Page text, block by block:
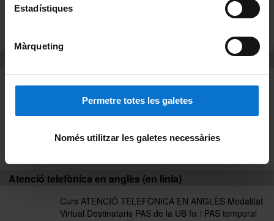
Estadístiques
Màrqueting
Permetre totes les galetes
Només utilitzar les galetes necessàries
Idiomes
Virtual Destinataris PAS de la UB fix i PAS temporal
que en el seu lloc de treball hagi de fer atenció
telefònica en anglès i compleixi els requisits
següents: - Que en el moment de l'inici del curs...
Atenció telefònica en anglès (en línia)
Curs ATENCIÓ TELEFÒNICA EN ANGLÈS Modalitat
Virtual Destinataris PAS de la UB fix i PAS temporal